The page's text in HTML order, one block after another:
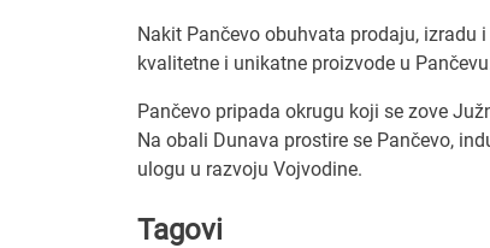
Nakit Pančevo obuhvata prodaju, izradu
kvalitetne i unikatne proizvode u
Pančevo pripada okrugu koji se zove
Na obali Dunava prostire se Pančevo,
ulogu u razvoju Vojvodine.
Tagovi